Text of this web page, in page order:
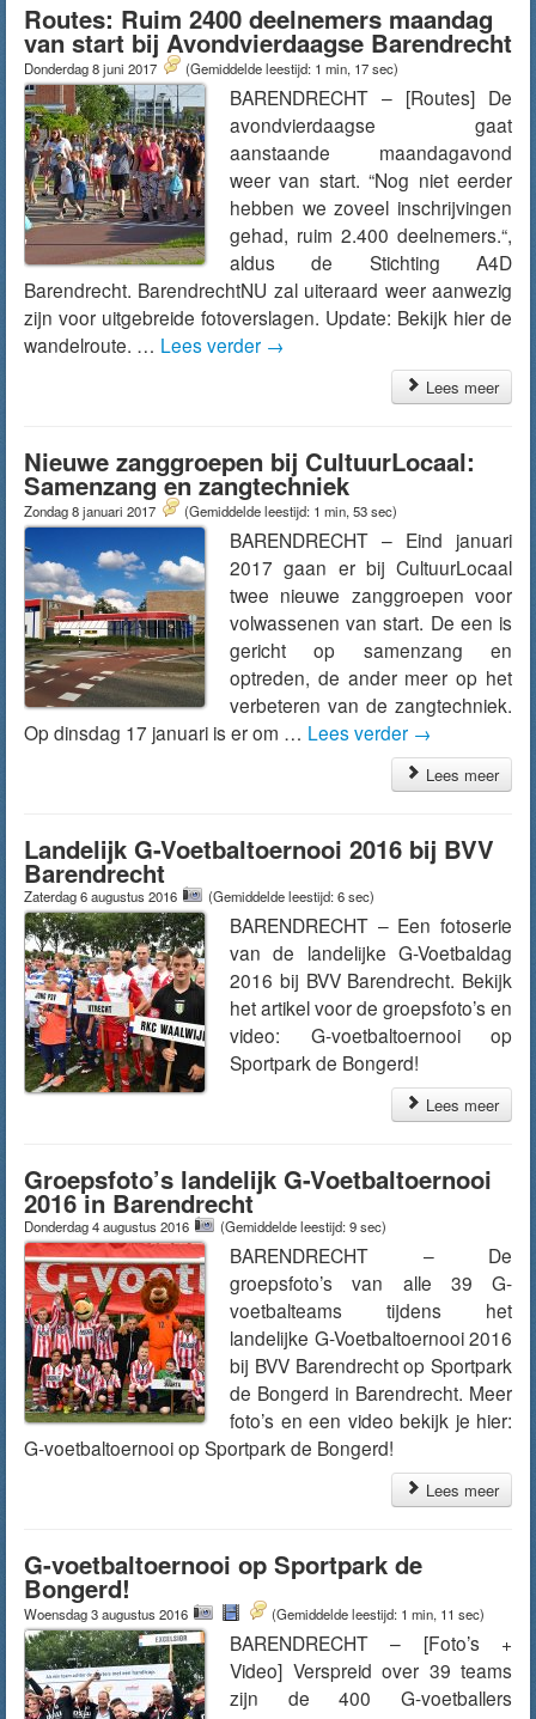
Routes: Ruim 2400 deelnemers maandag
van start bij Avondvierdaagse Barendrecht
Donderdag 8 juni 2017 (Gemiddelde leestijd: 1 min, 17 sec)
BARENDRECHT – [Routes] De
avondvierdaagse gaat
aanstaande maandagavond
weer van start. “Nog niet eerder
hebben we zoveel inschrijvingen
gehad, ruim 2.400 deelnemers.“,
aldus de Stichting A4D
Barendrecht. BarendrechtNU zal uiteraard weer aanwezig
zijn voor uitgebreide fotoverslagen. Update: Bekijk hier de
wandelroute. … Lees verder →
Lees meer
Nieuwe zanggroepen bij CultuurLocaal:
Samenzang en zangtechniek
Zondag 8 januari 2017 (Gemiddelde leestijd: 1 min, 53 sec)
BARENDRECHT – Eind januari
2017 gaan er bij CultuurLocaal
twee nieuwe zanggroepen voor
volwassenen van start. De een is
gericht op samenzang en
optreden, de ander meer op het
verbeteren van de zangtechniek.
Op dinsdag 17 januari is er om … Lees verder →
Lees meer
Landelijk G-Voetbaltoernooi 2016 bij BVV
Barendrecht
Zaterdag 6 augustus 2016 (Gemiddelde leestijd: 6 sec)
BARENDRECHT – Een fotoserie
van de landelijke G-Voetbaldag
2016 bij BVV Barendrecht. Bekijk
het artikel voor de groepsfoto’s en
video: G-voetbaltoernooi op
Sportpark de Bongerd!
Lees meer
Groepsfoto’s landelijk G-Voetbaltoernooi
2016 in Barendrecht
Donderdag 4 augustus 2016 (Gemiddelde leestijd: 9 sec)
BARENDRECHT – De
groepsfoto’s van alle 39 G-
voetbalteams tijdens het
landelijke G-Voetbaltoernooi 2016
bij BVV Barendrecht op Sportpark
de Bongerd in Barendrecht. Meer
foto’s en een video bekijk je hier:
G-voetbaltoernooi op Sportpark de Bongerd!
Lees meer
G-voetbaltoernooi op Sportpark de
Bongerd!
Woensdag 3 augustus 2016 (Gemiddelde leestijd: 1 min, 11 sec)
BARENDRECHT – [Foto’s +
Video] Verspreid over 39 teams
zijn de 400 G-voetballers